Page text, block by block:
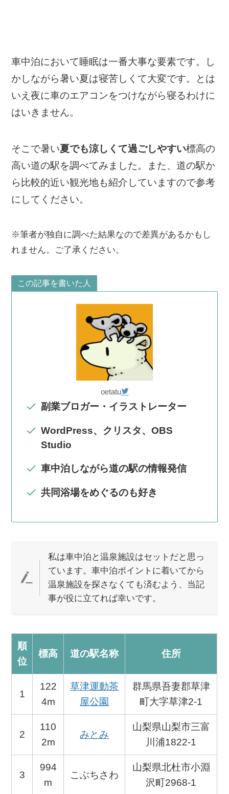
車中泊において睡眠は一番大事な要素です。し
かしながら暑い夏は寝苦しくて大変です。とは
いえ夜に車のエアコンをつけながら寝るわけに
はいきません。
そこで暑い夏でも涼しくて過ごしやすい標高の
高い道の駅を調べてみました。また、道の駅か
ら比較的近い観光地も紹介していますので参考
にしてください。
※筆者が独自に調べた結果なので差異があるかもし
れません。ご了承ください。
この記事を書いた人
oetatu
副業ブロガー・イラストレーター
WordPress、クリスタ、OBS
Studio
車中泊しながら道の駅の情報発信
共同浴場をめぐるのも好き
私は車中泊と温泉施設はセットだと思っ
ています。車中泊ポイントに着いてから
温泉施設を探さなくても済むよう、当記
事が役に立てれば幸いです。
順
位
標高 道の駅名称 住所
1
122
4m
草津運動茶
屋公園
群馬県吾妻郡草津
町大字草津2-1
2
110
2m
みとみ
山梨県山梨市三富
川浦1822-1
3
994
m
こぶちさわ
山梨県北杜市小淵
沢町2968-1